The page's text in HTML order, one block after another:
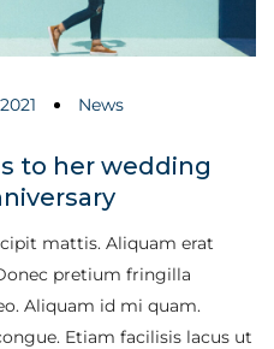
News
to her wedding
mattis. Aliquam erat
pretium fringilla
Aliquam id mi quam.
Etiam facilisis lacus ut